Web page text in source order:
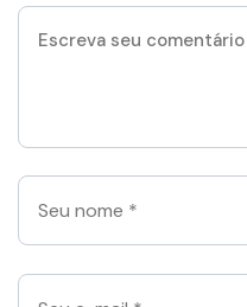
Escreva
seu
Seu
nome
*
Seu